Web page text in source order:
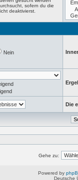
sofern du die
deaktivierst.
Nein
Die
Gehe zu:
Powered by
Deutsche